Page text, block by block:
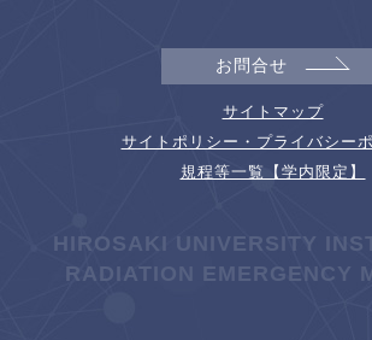
お問合せ
サイトマップ
サイトポリシー・プライバシー
規程等一覧【学内限定】
HIROSAKI UNIVERSITY
RADIATION EMERGENCY